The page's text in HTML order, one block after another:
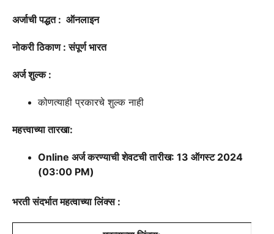
अर्जाची पद्धत : ऑनलाइन
नोकरी ठिकाण :संपूर्ण भारत
अर्ज शुल्क :
कोणत्याही प्रकारचे शुल्क नाही
महत्त्वाच्या तारखा:
Online अर्ज करण्याची शेवटची तारीख: 13 ऑगस्ट 2024
(03:00 PM)
भरती संदर्भात महत्वाच्या लिंक्स :